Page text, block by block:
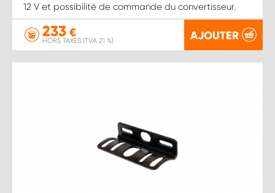
12 V et possibilité de commande du convertisseur.
233 €
HORS TAXES (TVA 21 %) AJOUTER